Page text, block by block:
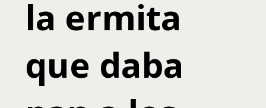
la ermita
que daba